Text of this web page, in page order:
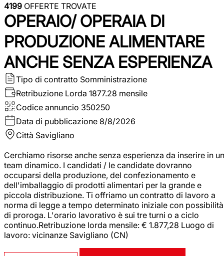
4199 OFFERTE TROVATE
OPERAIO/ OPERAIA DI
PRODUZIONE ALIMENTARE
ANCHE SENZA ESPERIENZA
Tipo di contratto Somministrazione
Retribuzione Lorda 1877.28 mensile
Codice annuncio 350250
Data di pubblicazione 8/8/2026
Città Savigliano
Cerchiamo risorse anche senza esperienza da inserire in un
team dinamico. I candidati / le candidate dovranno
occuparsi della produzione, del confezionamento e
dell'imballaggio di prodotti alimentari per la grande e
piccola distribuzione. Ti offriamo un contratto di lavoro a
norma di legge a tempo determinato iniziale con possibilità
di proroga. L'orario lavorativo è sui tre turni o a ciclo
continuo.Retribuzione lorda mensile: € 1.877,28 Luogo di
lavoro: vicinanze Savigliano (CN)